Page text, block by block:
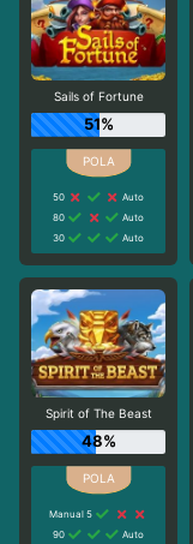
Sails of Fortune
51%
50
Auto
80
Auto
30
Auto
Spirit of The Beast
48%
Manual 5
90
Auto